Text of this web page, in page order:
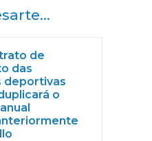
de
das
deportivas
o